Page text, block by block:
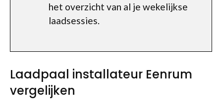
het overzicht van al je wekelijkse
laadsessies.
Laadpaal installateur Eenrum
vergelijken